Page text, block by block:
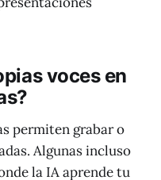
voces en
permiten grabar o
Algunas incluso
la IA aprende tu